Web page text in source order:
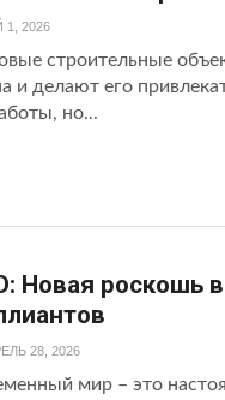
1, 2026
строительные
и делают его
но...
Новая
28, 2026
мир – это